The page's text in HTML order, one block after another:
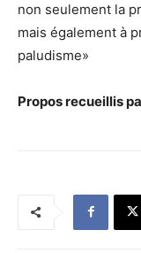
non seulement la
mais également à
paludisme»
Propos recueillis